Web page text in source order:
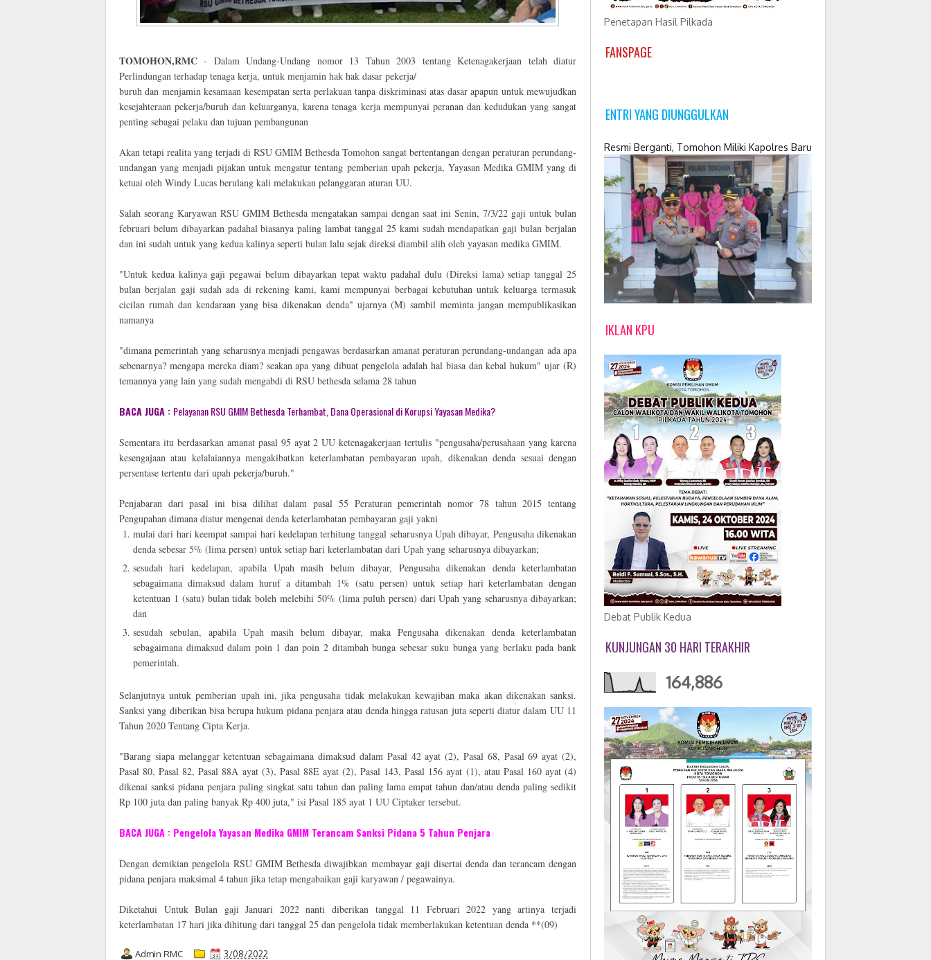
TOMOHON,RMC- Dalam Undang-Undang nomor 13 Tahun 2003 tentang Ketenagakerjaan telah diatur
Perlindungan terhadap tenaga kerja, untuk menjamin hak hak dasar pekerja/
buruh dan menjamin kesamaan kesempatan serta perlakuan tanpa diskriminasi atas dasar apapun untuk mewujudkan
kesejahteraan pekerja/buruh dan keluarganya, karena tenaga kerja mempunyai peranan dan kedudukan yang sangat
penting sebagai pelaku dan tujuan pembangunan
Akan tetapi realita yang terjadi di RSU GMIM Bethesda Tomohon sangat bertentangan dengan peraturan perundang-
undangan yang menjadi pijakan untuk mengatur tentang pemberian upah pekerja, Yayasan Medika GMIM yang di
ketuai oleh Windy Lucas berulang kali melakukan pelanggaran aturan UU.
Salah seorang Karyawan RSU GMIM Bethesda mengatakan sampai dengan saat ini Senin, 7/3/22 gaji untuk bulan
februari belum dibayarkan padahal biasanya paling lambat tanggal 25 kami sudah mendapatkan gaji bulan berjalan
dan ini sudah untuk yang kedua kalinya seperti bulan lalu sejak direksi diambil alih oleh yayasan medika GMIM.
"Untuk kedua kalinya gaji pegawai belum dibayarkan tepat waktu padahal dulu (Direksi lama) setiap tanggal 25
bulan berjalan gaji sudah ada di rekening kami, kami mempunyai berbagai kebutuhan untuk keluarga termasuk
cicilan rumah dan kendaraan yang bisa dikenakan denda" ujarnya (M) sambil meminta jangan mempublikasikan
namanya
"dimana pemerintah yang seharusnya menjadi pengawas berdasarkan amanat peraturan perundang-undangan ada apa
sebenarnya? mengapa mereka diam? seakan apa yang dibuat pengelola adalah hal biasa dan kebal hukum" ujar (R)
temannya yang lain yang sudah mengabdi di RSU bethesda selama 28 tahun
BACA JUGA : Pelayanan RSU GMIM Bethesda Terhambat, Dana Operasional di Korupsi Yayasan Medika?
Sementara itu berdasarkan amanat pasal 95 ayat 2 UU ketenagakerjaan tertulis "pengusaha/perusahaan yang karena
kesengajaan atau kelalaiannya mengakibatkan keterlambatan pembayaran upah, dikenakan denda sesuai dengan
persentase tertentu dari upah pekerja/buruh."
Penjabaran dari pasal ini bisa dilihat dalam pasal 55 Peraturan pemerintah nomor 78 tahun 2015 tentang
Pengupahan dimana diatur mengenai denda keterlambatan pembayaran gaji yakni
mulai dari hari keempat sampai hari kedelapan terhitung tanggal seharusnya Upah dibayar, Pengusaha dikenakan
denda sebesar 5% (lima persen) untuk setiap hari keterlambatan dari Upah yang seharusnya dibayarkan;
sesudah hari kedelapan, apabila Upah masih belum dibayar, Pengusaha dikenakan denda keterlambatan
sebagaimana dimaksud dalam huruf a ditambah 1% (satu persen) untuk setiap hari keterlambatan dengan
ketentuan 1 (satu) bulan tidak boleh melebihi 50% (lima puluh persen) dari Upah yang seharusnya dibayarkan;
dan
sesudah sebulan, apabila Upah masih belum dibayar, maka Pengusaha dikenakan denda keterlambatan
sebagaimana dimaksud dalam poin 1 dan poin 2 ditambah bunga sebesar suku bunga yang berlaku pada bank
pemerintah.
Selanjutnya untuk pemberian upah ini, jika pengusaha tidak melakukan kewajiban maka akan dikenakan sanksi.
Sanksi yang diberikan bisa berupa hukum pidana penjara atau denda hingga ratusan juta seperti diatur dalam UU 11
Tahun 2020 Tentang Cipta Kerja.
"Barang siapa melanggar ketentuan sebagaimana dimaksud dalam Pasal 42 ayat (2), Pasal 68, Pasal 69 ayat (2),
Pasal 80, Pasal 82, Pasal 88A ayat (3), Pasal 88E ayat (2), Pasal 143, Pasal 156 ayat (1), atau Pasal 160 ayat (4)
dikenai sanksi pidana penjara paling singkat satu tahun dan paling lama empat tahun dan/atau denda paling sedikit
Rp 100 juta dan paling banyak Rp 400 juta," isi Pasal 185 ayat 1 UU Ciptaker tersebut.
BACA JUGA : Pengelola Yayasan Medika GMIM Terancam Sanksi Pidana 5 Tahun Penjara
Dengan demikian pengelola RSU GMIM Bethesda diwajibkan membayar gaji disertai denda dan terancam dengan
pidana penjara maksimal 4 tahun jika tetap mengabaikan gaji karyawan / pegawainya.
Diketahui Untuk Bulan gaji Januari 2022 nanti diberikan tanggal 11 Februari 2022 yang artinya terjadi
keterlambatan 17 hari jika dihitung dari tanggal 25 dan pengelola tidak memberlakukan ketentuan denda **(09)
Admin RMC 3/08/2022
Penetapan Hasil Pilkada
FANSPAGE
ENTRI YANG DIUNGGULKAN
Resmi Berganti, Tomohon Miliki Kapolres Baru
IKLAN KPU
Debat Publik Kedua
KUNJUNGAN 30 HARI TERAKHIR
164,886